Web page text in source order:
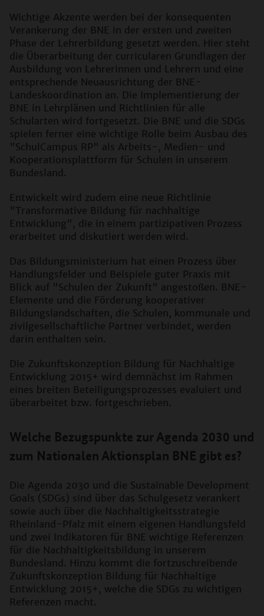
Wichtige Akzente werden bei der konsequenten
Verankerung der BNE in der ersten und zweiten
Phase der Lehrerbildung gesetzt werden. Hier steht
die Überarbeitung der curricularen Grundlagen der
Ausbildung von Lehrerinnen und Lehrern und eine
entsprechende Neuausrichtung der BNE-
Landeskoordination an. Die Implementierung der
BNE in Lehrplänen und Richtlinien für alle
Schularten wird fortgesetzt. Die BNE und die SDGs
spielen ferner eine wichtige Rolle beim Ausbau des
"SchulCampus RP" als Arbeits-, Medien- und
Kooperationsplattform für Schulen in unserem
Bundesland.
Entwickelt wird zudem eine neue Richtlinie
"Transformative Bildung für nachhaltige
Entwicklung", die in einem partizipativen Prozess
erarbeitet und diskutiert werden wird.
Das Bildungsministerium hat einen Prozess über
Handlungsfelder und Beispiele guter Praxis mit
Blick auf "Schulen der Zukunft" angestoßen. BNE-
Elemente und die Förderung kooperativer
Bildungslandschaften, die Schulen, kommunale und
zivilgesellschaftliche Partner verbindet, werden
darin enthalten sein.
Die Zukunftskonzeption Bildung für Nachhaltige
Entwicklung 2015+ wird demnächst im Rahmen
eines breiten Beteiligungsprozesses evaluiert und
überarbeitet bzw. fortgeschrieben.
Welche Bezugspunkte zur Agenda 2030 und
zum Nationalen Aktionsplan BNE gibt es?
Die Agenda 2030 und die Sustainable Development
Goals (SDGs) sind über das Schulgesetz verankert
sowie auch über die Nachhaltigkeitsstrategie
Rheinland-Pfalz mit einem eigenen Handlungsfeld
und zwei Indikatoren für BNE wichtige Referenzen
für die Nachhaltigkeitsbildung in unserem
Bundesland. Hinzu kommt die fortzuschreibende
Zukunftskonzeption Bildung für Nachhaltige
Entwicklung 2015+, welche die SDGs zu wichtigen
Referenzen macht.